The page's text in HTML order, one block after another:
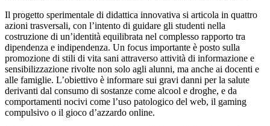
Il progetto sperimentale di didattica innovativa si articola in quattro
azioni trasversali, con l’intento di guidare gli studenti nella
costruzione di un’identità equilibrata nel complesso rapporto tra
dipendenza e indipendenza. Un focus importante è posto sulla
promozione di stili di vita sani attraverso attività di informazione e
sensibilizzazione rivolte non solo agli alunni, ma anche ai docenti e
alle famiglie. L’obiettivo è informare sui gravi danni per la salute
derivanti dal consumo di sostanze come alcool e droghe, e da
comportamenti nocivi come l’uso patologico del web, il gaming
compulsivo o il gioco d’azzardo online.